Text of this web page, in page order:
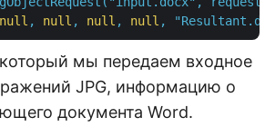
null , null , null , null ,
мы передаем входное
JPG, информацию о
документа Word.